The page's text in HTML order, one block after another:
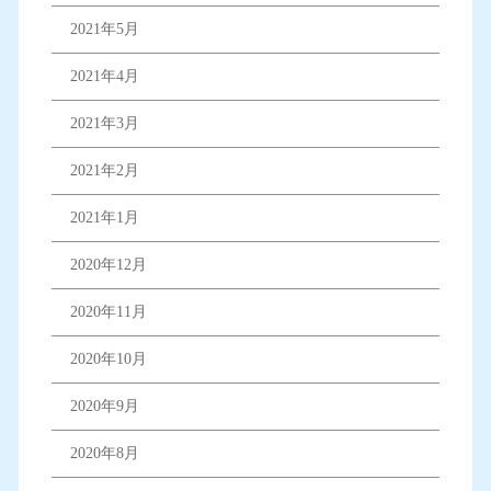
2021年5月
2021年4月
2021年3月
2021年2月
2021年1月
2020年12月
2020年11月
2020年10月
2020年9月
2020年8月